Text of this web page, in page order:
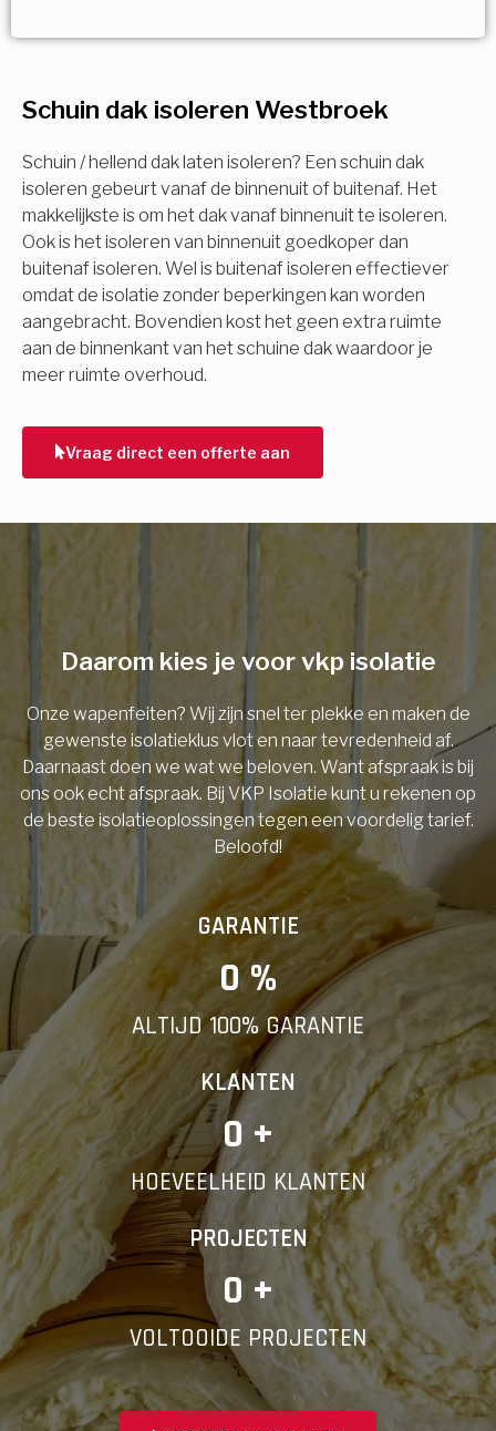
Schuin dak isoleren Westbroek
Schuin / hellend dak laten isoleren? Een schuin dak
isoleren gebeurt vanaf de binnenuit of buitenaf. Het
makkelijkste is om het dak vanaf binnenuit te isoleren.
Ook is het isoleren van binnenuit goedkoper dan
buitenaf isoleren. Wel is buitenaf isoleren effectiever
omdat de isolatie zonder beperkingen kan worden
aangebracht. Bovendien kost het geen extra ruimte
aan de binnenkant van het schuine dak waardoor je
meer ruimte overhoud.
Vraag direct een offerte aan
Meerdere keuzes mogelijk
Isolatiemaatregel
Spouwisolatie
Vloerisolatie
Dakisolatie
Gevelisolatie
Vorige Volgende
subsidie!
Vul uw gegevens in en ontvang nu direct uw
berekening per mail.
Voornaam
Telefoonnummer
Vorige
Daarom kies je voor vkp isolatie
Onze wapenfeiten? Wij zijn snel ter plekke en maken de
gewenste isolatieklus vlot en naar tevredenheid af.
Daarnaast doen we wat we beloven. Want afspraak is bij
ons ook echt afspraak. Bij VKP Isolatie kunt u rekenen op
de beste isolatieoplossingen tegen een voordelig tarief.
Beloofd!
GARANTIE
0 %
ALTIJD 100% GARANTIE
KLANTEN
0 +
HOEVEELHEID KLANTEN
PROJECTEN
0 +
VOLTOOIDE PROJECTEN